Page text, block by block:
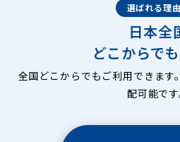
選ばれる理
日本全
どこからで
全国どこからでもご利用できま
配可能です